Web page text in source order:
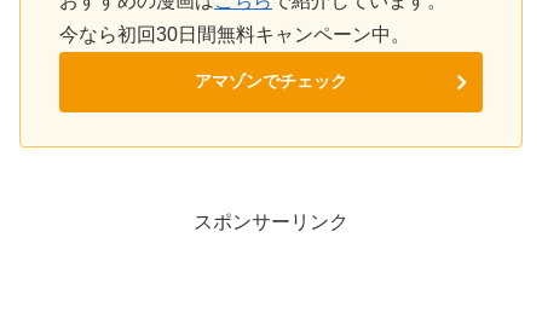
今なら初回30日間無料キャンペーン中。
アマゾンでチェック
スポンサーリンク